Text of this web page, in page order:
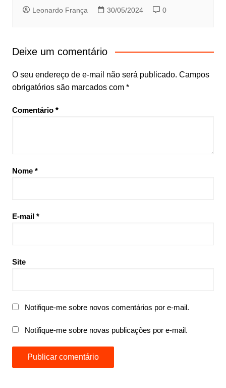
Leonardo França 30/05/2024 0
Deixe um comentário
O seu endereço de e-mail não será publicado. Campos
obrigatórios são marcados com *
Comentário *
Nome *
E-mail *
Site
Notifique-me sobre novos comentários por e-mail.
Notifique-me sobre novas publicações por e-mail.